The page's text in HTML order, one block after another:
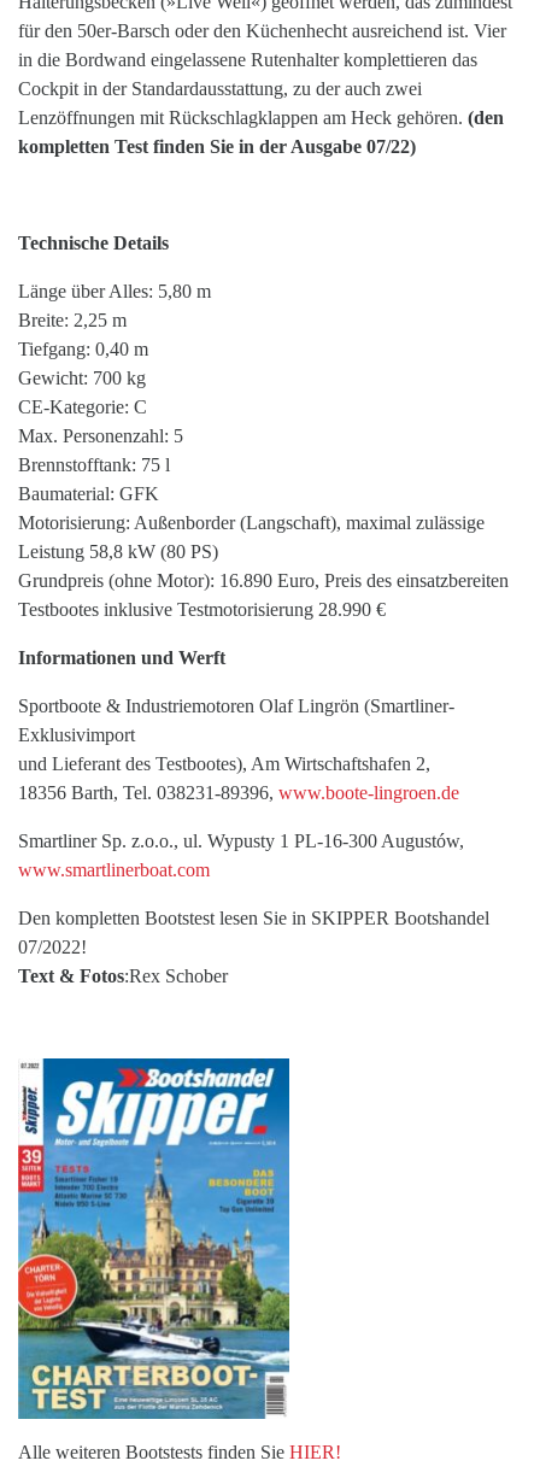
für den 50er-Barsch oder den Küchenhecht ausreichend ist. Vier
in die Bordwand eingelassene Rutenhalter komplettieren das
Cockpit in der Standardausstattung, zu der auch zwei
Lenzöffnungen mit Rückschlagklappen am Heck gehören. (den
kompletten Test finden Sie in der Ausgabe 07/22)
Technische Details
Länge über Alles: 5,80 m
Breite: 2,25 m
Tiefgang: 0,40 m
Gewicht: 700 kg
CE-Kategorie: C
Max. Personenzahl: 5
Brennstofftank: 75 l
Baumaterial: GFK
Motorisierung: Außenborder (Langschaft), maximal zulässige
Leistung 58,8 kW (80 PS)
Grundpreis (ohne Motor): 16.890 Euro, Preis des einsatzbereiten
Testbootes inklusive Testmotorisierung 28.990 €
Informationen und Werft
Sportboote & Industriemotoren Olaf Lingrön (Smartliner-
Exklusivimport
und Lieferant des Testbootes), Am Wirtschaftshafen 2,
18356 Barth, Tel. 038231-89396, www.boote-lingroen.de
Smartliner Sp. z.o.o., ul. Wypusty 1 PL-16-300 Augustów,
www.smartlinerboat.com
Den kompletten Bootstest lesen Sie in SKIPPER Bootshandel
07/2022!
Text & Fotos:Rex Schober
Alle weiteren Bootstests finden Sie HIER!